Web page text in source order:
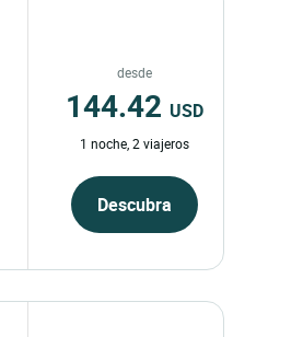
desde
144.42 USD
1 noche, 2 viajeros
Descubra